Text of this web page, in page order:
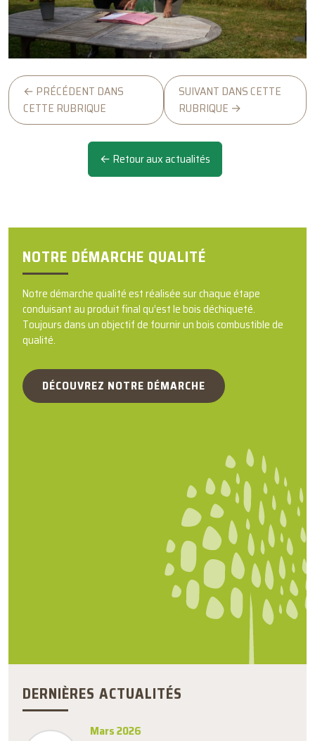
← PRÉCÉDENT DANS
CETTE RUBRIQUE
SUIVANT DANS CETTE
RUBRIQUE →
← Retour aux actualités
NOTRE DÉMARCHE QUALITÉ
Notre démarche qualité est réalisée sur chaque étape
conduisant au produit final qu’est le bois déchiqueté.
Toujours dans un objectif de fournir un bois combustible de
qualité.
DÉCOUVREZ NOTRE DÉMARCHE
DERNIÈRES ACTUALITÉS
Mars 2026